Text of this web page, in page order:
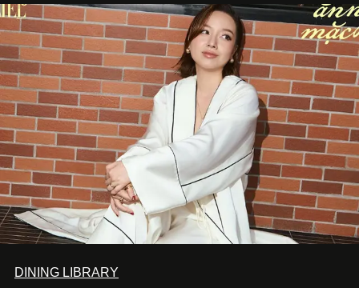
DINING LIBRARY